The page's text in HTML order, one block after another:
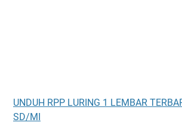
UNDUH RPP LURING 1 LEMBAR
SD/MI